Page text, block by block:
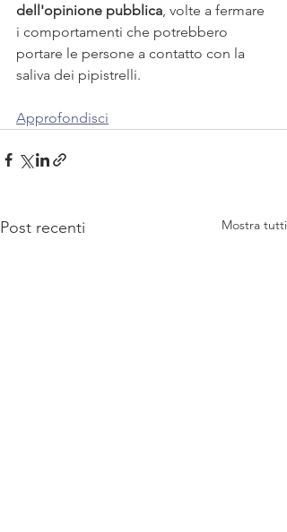
dell'opinione pubblica, volte a fermare
i comportamenti che potrebbero
portare le persone a contatto con la
saliva dei pipistrelli.
Approfondisci
Post recenti Mostra tutti